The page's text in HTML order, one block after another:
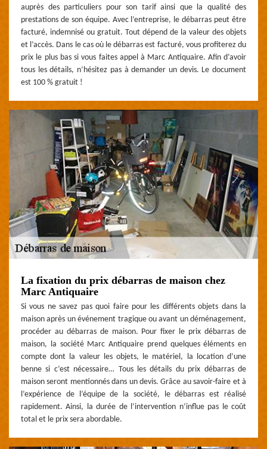
auprès des particuliers pour son tarif ainsi que la qualité des
prestations de son équipe. Avec l’entreprise, le débarras peut être
facturé, indemnisé ou gratuit. Tout dépend de la valeur des objets
et l’accès. Dans le cas où le débarras est facturé, vous profiterez du
prix le plus bas si vous faites appel à Marc Antiquaire. Afin d’avoir
tous les détails, n’hésitez pas à demander un devis. Le document
est 100 % gratuit !
La fixation du prix débarras de maison chez
Marc Antiquaire
Si vous ne savez pas quoi faire pour les différents objets dans la
maison après un événement tragique ou avant un déménagement,
procéder au débarras de maison. Pour fixer le prix débarras de
maison, la société Marc Antiquaire prend quelques éléments en
compte dont la valeur les objets, le matériel, la location d’une
benne si c’est nécessaire… Tous les détails du prix débarras de
maison seront mentionnés dans un devis. Grâce au savoir-faire et à
l’expérience de l’équipe de la société, le débarras est réalisé
rapidement. Ainsi, la durée de l’intervention n’influe pas le coût
total et le prix sera abordable.